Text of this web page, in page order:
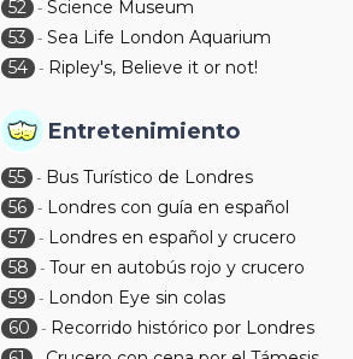
52 -Science Museum
53
-Sea Life London Aquarium
54 - Ripley's, Believe it or not!
Entretenimiento
55 - Bus Turístico de Londres
56 - Londres con guía en español
57
- Londres en español y crucero
58
- Tour en autobús rojo y crucero
59
- London Eye sin colas
60
- Recorrido histórico por Londres